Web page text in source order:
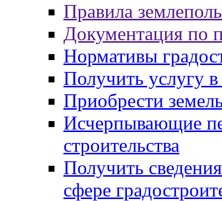
Правила
Документация по
Нормативы
Получить услугу в
Приобрести
Исчерпывающие
строительства
Получить
сфере